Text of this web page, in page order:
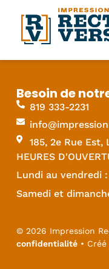
Besoin de
819 333-2231
185, 2e Rue Est,
HEURES
Lundi au vendredi :
Samedi et
© 2026 Impression
confidentialité• Créé